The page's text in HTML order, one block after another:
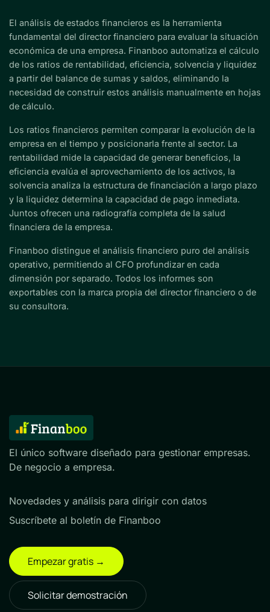
El análisis de estados financieros es la herramienta
fundamental del director financiero para evaluar la situación
económica de una empresa. Finanboo automatiza el cálculo
de los ratios de rentabilidad, eficiencia, solvencia y liquidez
a partir del balance de sumas y saldos, eliminando la
necesidad de construir estos análisis manualmente en hojas
de cálculo.
Los ratios financieros permiten comparar la evolución de la
empresa en el tiempo y posicionarla frente al sector. La
rentabilidad mide la capacidad de generar beneficios, la
eficiencia evalúa el aprovechamiento de los activos, la
solvencia analiza la estructura de financiación a largo plazo
y la liquidez determina la capacidad de pago inmediata.
Juntos ofrecen una radiografía completa de la salud
financiera de la empresa.
Finanboo distingue el análisis financiero puro del análisis
operativo, permitiendo al CFO profundizar en cada
dimensión por separado. Todos los informes son
exportables con la marca propia del director financiero o de
su consultora.
El único software diseñado para gestionar empresas.
De negocio a empresa.
Novedades y análisis para dirigir con datos
Suscríbete al boletín de Finanboo
Empezar gratis →
Solicitar demostración